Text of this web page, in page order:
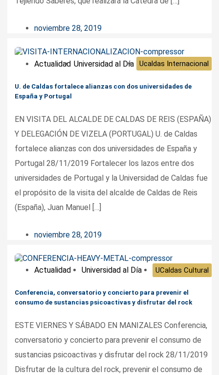
noviembre 28, 2019
Actualidad Universidad al Día Ucaldas Internacional
U. de Caldas fortalece alianzas con dos universidades de
España y Portugal
EN VISITA DEL ALCALDE DE CALDAS DE REIS (ESPAÑA)
Y DELEGACIÓN DE VIZELA (PORTUGAL) U. de Caldas
fortalece alianzas con dos universidades de España y
Portugal 28/11/2019 Fortalecer los lazos entre dos
universidades de Portugal y la Universidad de Caldas fue
el propósito de la visita del alcalde de Caldas de Reis
(España), Juan Manuel […]
noviembre 28, 2019
Actualidad Universidad al Día UCaldas Cultural
Conferencia, conversatorio y concierto para prevenir el
consumo de sustancias psicoactivas y disfrutar del rock
ESTE VIERNES Y SÁBADO EN MANIZALES Conferencia,
conversatorio y concierto para prevenir el consumo de
sustancias psicoactivas y disfrutar del rock 28/11/2019
Disfrutar de la cultura del rock, prevenir el consumo de